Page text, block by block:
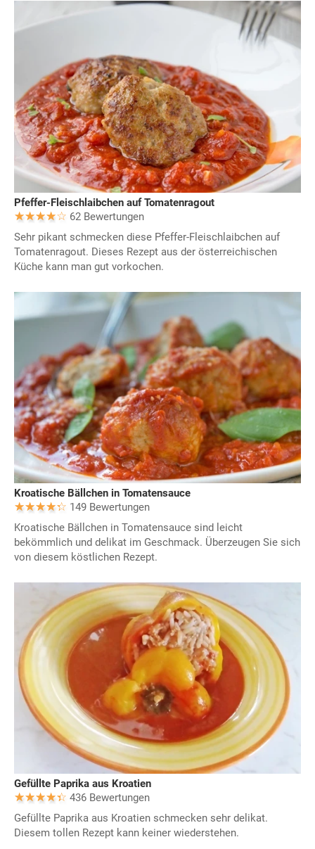
Pfeffer-Fleischlaibchen auf Tomatenragout
62 Bewertungen
Sehr pikant schmecken diese Pfeffer-Fleischlaibchen auf
Tomatenragout. Dieses Rezept aus der österreichischen
Küche kann man gut vorkochen.
Kroatische Bällchen in Tomatensauce
149 Bewertungen
Kroatische Bällchen in Tomatensauce sind leicht
bekömmlich und delikat im Geschmack. Überzeugen Sie sich
von diesem köstlichen Rezept.
Gefüllte Paprika aus Kroatien
436 Bewertungen
Gefüllte Paprika aus Kroatien schmecken sehr delikat.
Diesem tollen Rezept kann keiner wiederstehen.